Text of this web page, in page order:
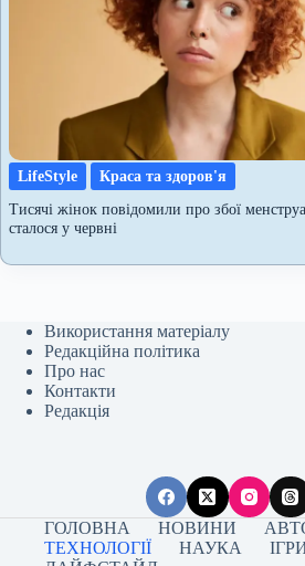
LifeStyle
Краса та здоров'я
Тисячі жінок повідомили про збої
сталося у червні
Використання матеріалу
Редакційна політика
Про нас
Контакти
Редакція
ГОЛОВНА НОВИНИ
ТЕХНОЛОГІЇ
НАУКА